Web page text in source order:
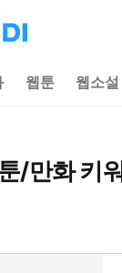
웹툰 웹소설
/만화 키